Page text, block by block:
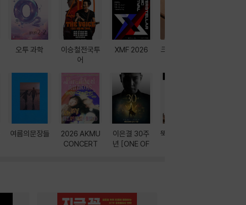
오투 과학
여름의문장들
이승철전국투
어
2026 AKMU
CONCERT
XMF 2026
이은결 30주
년 [ONE OF
크레마 이북 리
뚝딱! AI 3대장